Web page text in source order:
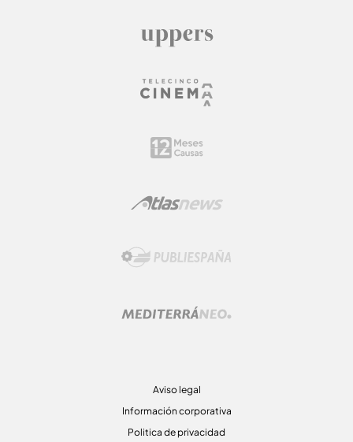
Aviso legal
Información corporativa
Politica de privacidad